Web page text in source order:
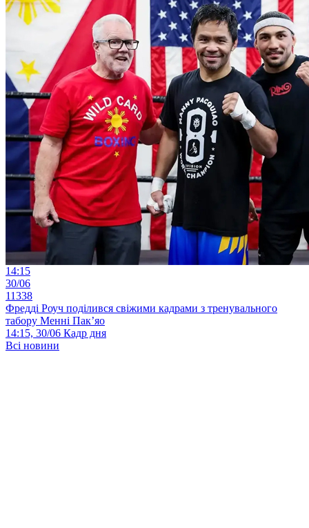
14:15
30/06
11338
Фредді Роуч поділився свіжими кадрами з тренувального
табору Менні Пак’яо
14:15, 30/06 Кадр дня
Всі новини